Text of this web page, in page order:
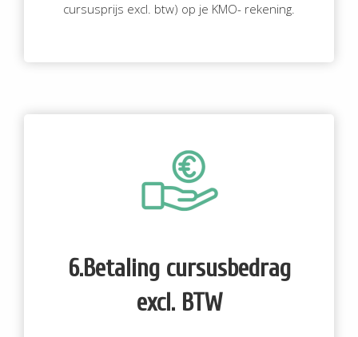
cursusprijs excl. btw) op je KMO- rekening.
6.Betaling cursusbedrag
excl. BTW